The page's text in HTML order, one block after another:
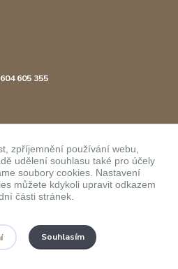
605 355
sběr cookies.
zpříjemnění používání webu,
udělení souhlasu také pro účely
soubory cookies. Nastavení
můžete kdykoli upravit odkazem
části stránek.
Souhlasím